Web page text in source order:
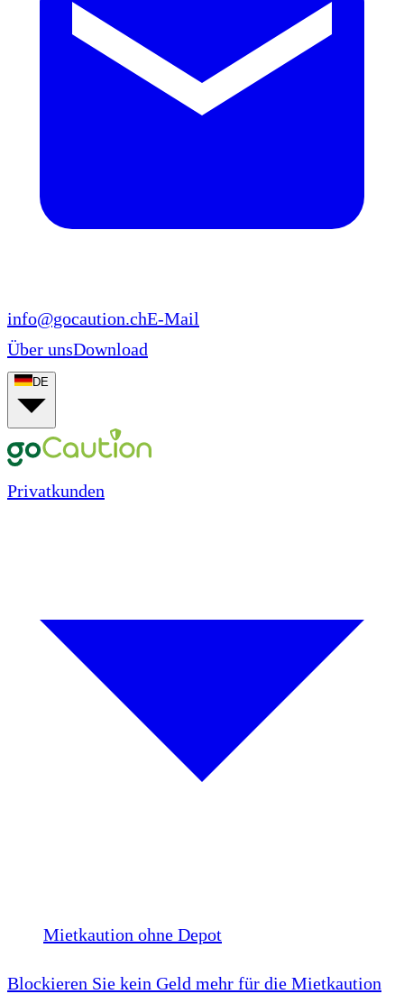
info@gocaution.chE-Mail
Über unsDownload
DE
Privatkunden
Mietkaution ohne Depot
Blockieren Sie kein Geld mehr für die Mietkaution